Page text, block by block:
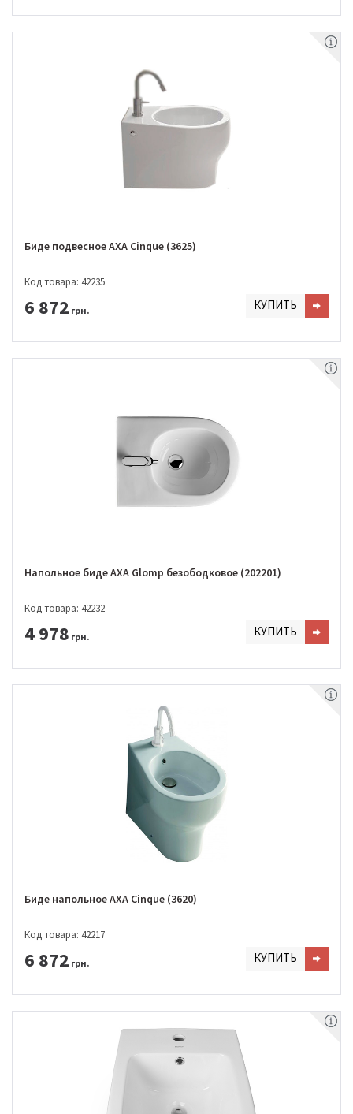
Биде подвесное AXA Cinque (3625)
Код товара: 42235
6 872 грн. КУПИТЬ
Напольное биде AXA Glomp безободковое (202201)
Код товара: 42232
4 978 грн. КУПИТЬ
Биде напольное AXA Cinque (3620)
Код товара: 42217
6 872 грн. КУПИТЬ